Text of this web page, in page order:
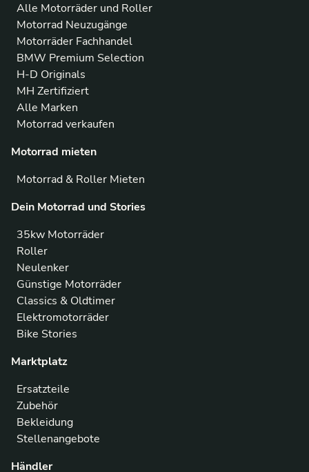
Alle Motorräder und Roller
Motorrad Neuzugänge
Motorräder Fachhandel
BMW Premium Selection
H-D Originals
MH Zertifiziert
Alle Marken
Motorrad verkaufen
Motorrad mieten
Motorrad & Roller Mieten
Dein Motorrad und Stories
35kw Motorräder
Roller
Neulenker
Günstige Motorräder
Classics & Oldtimer
Elektromotorräder
Bike Stories
Marktplatz
Ersatzteile
Zubehör
Bekleidung
Stellenangebote
Händler